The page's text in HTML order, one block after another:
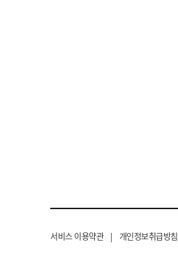
서비스 이용약관 | 개인정보취급방침